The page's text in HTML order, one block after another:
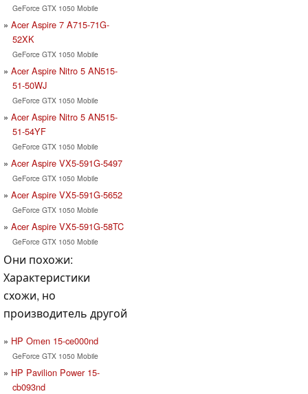
GeForce GTX 1050 Mobile
Acer Aspire 7 A715-71G-
52XK
GeForce GTX 1050 Mobile
Acer Aspire Nitro 5 AN515-
51-50WJ
GeForce GTX 1050 Mobile
Acer Aspire Nitro 5 AN515-
51-54YF
GeForce GTX 1050 Mobile
Acer Aspire VX5-591G-5497
GeForce GTX 1050 Mobile
Acer Aspire VX5-591G-5652
GeForce GTX 1050 Mobile
Acer Aspire VX5-591G-58TC
GeForce GTX 1050 Mobile
Они похожи:
Характеристики
схожи, но
производитель другой
HP Omen 15-ce000nd
GeForce GTX 1050 Mobile
HP Pavilion Power 15-
cb093nd